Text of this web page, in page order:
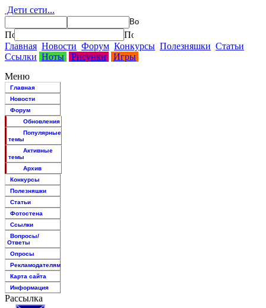
Дети сети...
Главная Новости Форум Конкурсы Полезняшки Статьи
Ссылки Ноты Рисунки
Игры
Меню
Главная
Новости
Форум
Обновления
Популярные
темы
Активные
темы
Архив
Конкурсы
Полезняшки
Статьи
Фотостена
Ссылки
Вопросы/
Ответы
Опросы
Рекламодателям
Карта сайта
Информация
Рассылка